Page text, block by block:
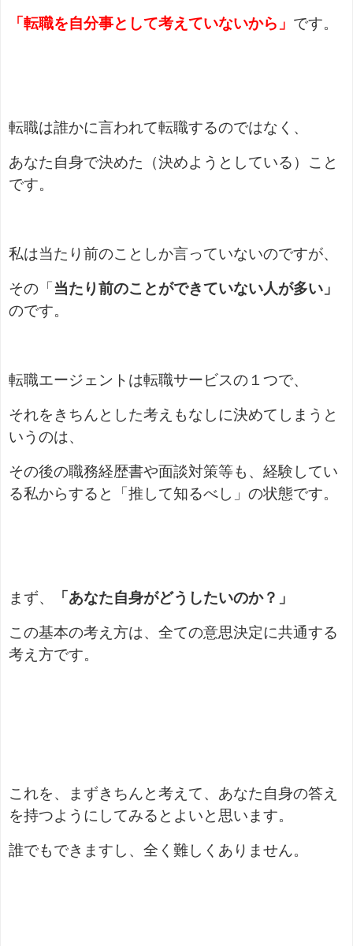
「転職を自分事として考えていないから 」 です。
転職は誰かに言われて転職するのではなく、
あなた自身で決めた（決めようとしている）こと
です。
私は当たり前のことしか言っていないのですが、
その「 当たり前のことができていない人が多い」
のです。
転職エージェントは転職サービスの１つで、
それをきちんとした考えもなしに決めてしまうと
いうのは、
その後の職務経歴書や面談対策等も、経験してい
る私からすると「推して知るべし」の状態です。
まず、 「あなた自身がどうしたいのか？」
この基本の考え方は、全ての意思決定に共通する
考え方です。
これを、まずきちんと考えて、あなた自身の答え
を持つようにしてみるとよいと思います。
誰でもできますし、全く難しくありません。